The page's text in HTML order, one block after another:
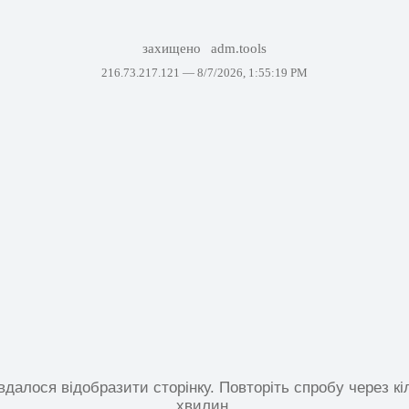
захищено adm.tools
216.73.217.121 — 8/7/2026, 1:55:19 PM
відобразити сторінку. Повторіть спробу через